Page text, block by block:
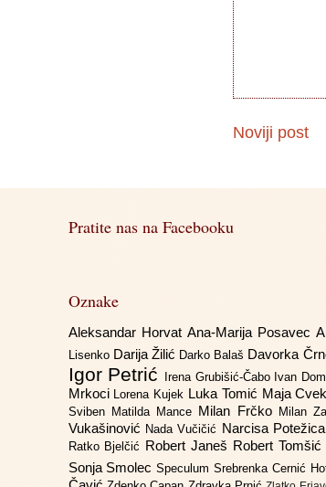
Noviji post
Pratite nas na Facebooku
Oznake
Aleksandar Horvat Ana-Marija Posavec
Lisenko Darija Žilić Darko Balaš Davorka
Igor Petrić Irena Grubišić-Čabo Ivan
Mrkoci Lorena Kujek Luka Tomić Maja Cvek
Sviben Matilda Mance Milan Frčko Milan
Vukašinović Nada Vučičić Narcisa Potežica
Ratko Bjelčić Robert Janeš Robert Tomšić
Sonja SmolecSpeculumSrebrenka Cernić